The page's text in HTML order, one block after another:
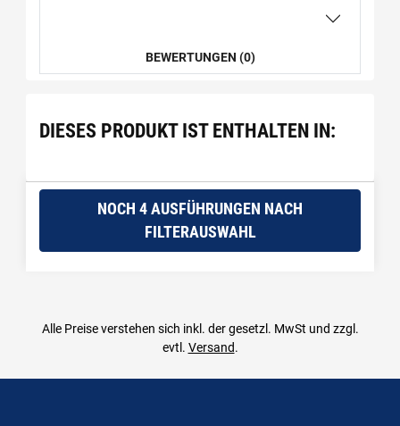
BEWERTUNGEN (0)
DIESES PRODUKT IST ENTHALTEN IN:
NOCH 4 AUSFÜHRUNGEN NACH
FILTERAUSWAHL
Alle Preise verstehen sich inkl. der gesetzl. MwSt und zzgl.
evtl. Versand.